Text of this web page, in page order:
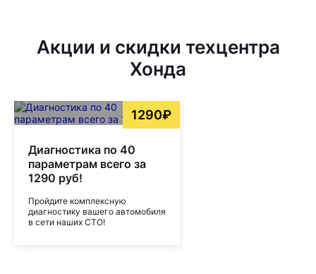
Акции и скидки техцентра
Хонда
1290₽
Диагностика по 40
параметрам всего за
1290 руб!
Пройдите комплексную
диагностику вашего автомобиля
в сети наших СТО!